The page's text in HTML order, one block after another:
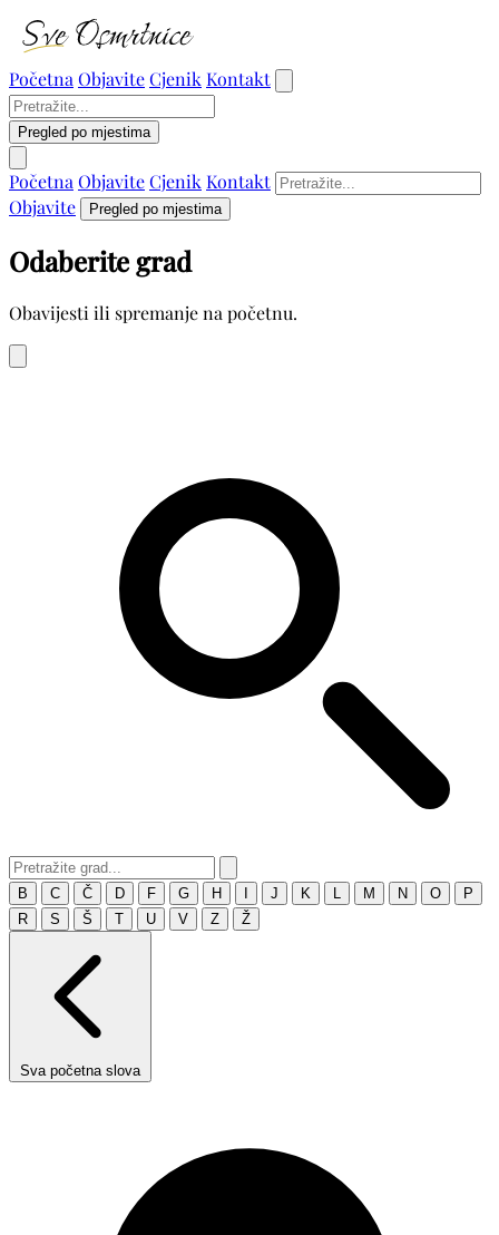
Početna ObjaviteCjenik Kontakt
Pregled po mjestima
Početna ObjaviteCjenik Kontakt
Objavite
Pregled po mjestima
Odaberite grad
Obavijesti ili spremanje na početnu.
B C Č D F G H J K M N O
P
R
S Š T U V Z Ž
Sva početna slova